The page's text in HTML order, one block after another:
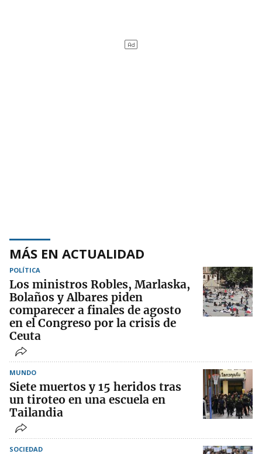
MÁS EN ACTUALIDAD
POLÍTICA
Los ministros Robles, Marlaska,
Bolaños y Albares piden
comparecer a finales de agosto
en el Congreso por la crisis de
Ceuta
MUNDO
Siete muertos y 15 heridos tras
un tiroteo en una escuela en
Tailandia
SOCIEDAD